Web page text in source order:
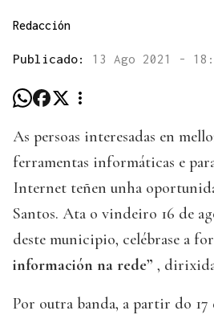
Redacción
Publicado: 13 Ago 2021 -
As persoas interesadas en
ferramentas informáticas e
Internet teñen unha
Santos. Ata o vindeiro 16 de
deste municipio, celébrase a
información na rede” ,
Por outra banda, a partir do 17